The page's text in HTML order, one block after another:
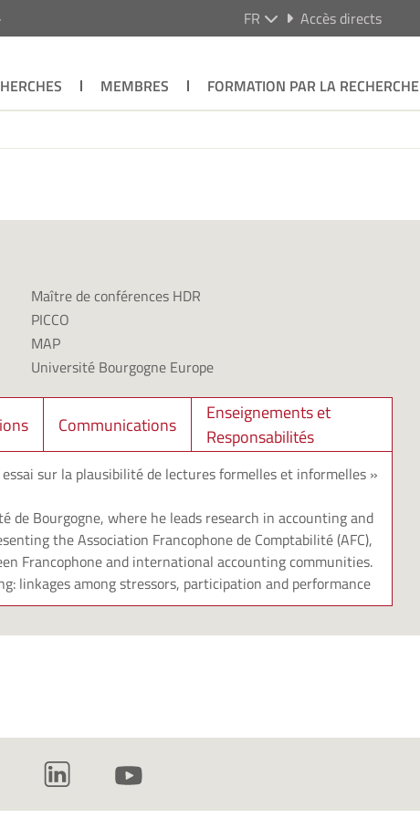
FR Accès directs
MEMBRES FORMATION PAR LA RECHERCHE
Maître de conférences HDR
PICCO
MAP
Université Bourgogne Europe
Communications
Enseignements et
Responsabilités
sur la plausibilité de lectures formelles et informelles »
de Bourgogne, where he leads research in accounting and
the Association Francophone de Comptabilité (AFC),
Francophone and international accounting communities.
linkages among stressors, participation and performance